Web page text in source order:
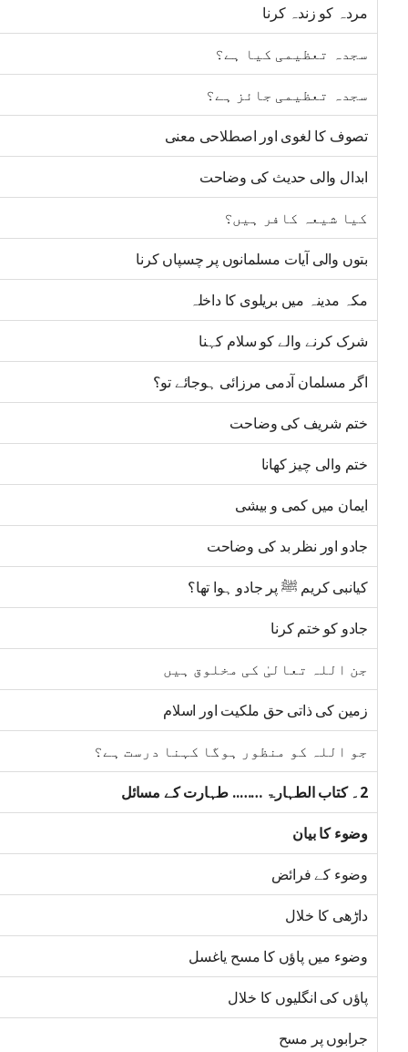
مردہ کو زندہ کرنا
سجدہ تعظیمی کیا ہے؟
سجدہ تعظیمی جائز ہے؟
تصوف کا لغوی اور اصطلاحی معنی
ابدال والی حدیث کی وضاحت
کیا شیعہ کافر ہیں؟
بتوں والی آیات مسلمانوں پر چسپاں کرنا
مکہ مدینہ میں بریلوی کا داخلہ
شرک کرنے والے کو سلام کہنا
اگر مسلمان آدمی مرزائی ہوجائے تو؟
ختم شریف کی وضاحت
ختم والی چیز کھانا
ایمان میں کمی و بیشی
جادو اور نظر بد کی وضاحت
کیانبی کریم ﷺ پر جادو ہوا تھا؟
جادو کو ختم کرنا
جن اللہ تعالیٰ کی مخلوق ہیں
زمین کی ذاتی حق ملکیت اور اسلام
جو اللہ کو منظور ہوگا کہنا درست ہے؟
2۔ کتاب الطہارۃ …….. طہارت کے مسائل
وضوء کا بیان
وضوء کے فرائض
داڑھی کا خلال
وضوء میں پاؤں کا مسح یاغسل
پاؤں کی انگلیوں کا خلال
جرابوں پر مسح